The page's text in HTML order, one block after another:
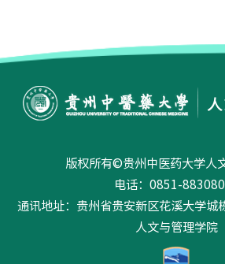
版权所有©贵州中医药大学人
电话：0851-
通讯地址：贵州省贵安新区花溪大学城
人文与管理学院